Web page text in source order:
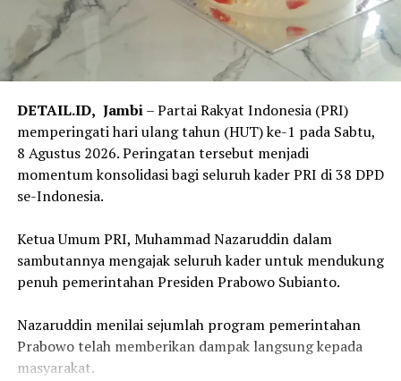
DETAIL.ID, Jambi– Partai Rakyat Indonesia (PRI)
memperingati hari ulang tahun (HUT) ke-1 pada Sabtu,
8 Agustus 2026. Peringatan tersebut menjadi
momentum konsolidasi bagi seluruh kader PRI di 38 DPD
se-Indonesia.
‎Ketua Umum PRI, Muhammad Nazaruddin dalam
sambutannya mengajak seluruh kader untuk mendukung
penuh pemerintahan Presiden Prabowo Subianto.
‎Nazaruddin menilai sejumlah program pemerintahan
Prabowo telah memberikan dampak langsung kepada
masyarakat.